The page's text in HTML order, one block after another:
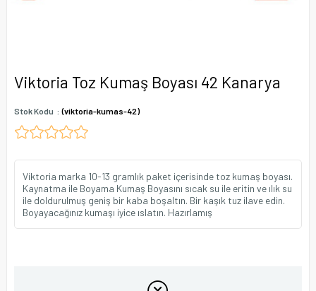
Viktoria Toz Kumaş Boyası 42 Kanarya
Stok Kodu (viktoria-kumas-42)
Viktoria marka 10-13 gramlık paket içerisinde toz kumaş boyası.
Kaynatma ile Boyama Kumaş Boyasını sıcak su ile eritin ve ılık su
ile doldurulmuş geniş bir kaba boşaltın. Bir kaşık tuz ilave edin.
Boyayacağınız kumaşı iyice ıslatın. Hazırlamış